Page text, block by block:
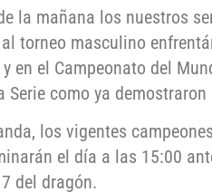
la mañana los nuestros
torneo masculino
en el Campeonato del
Serie como ya
los vigentes
el día a las 15:00
del dragón.